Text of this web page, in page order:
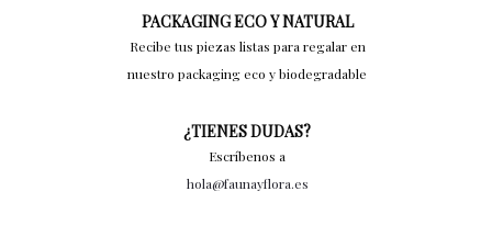
PACKAGING ECO Y NATURAL
Recibe tus piezas listas para regalar en
nuestro packaging eco y biodegradable
¿TIENES DUDAS?
Escríbenos a
hola@faunayflora.es